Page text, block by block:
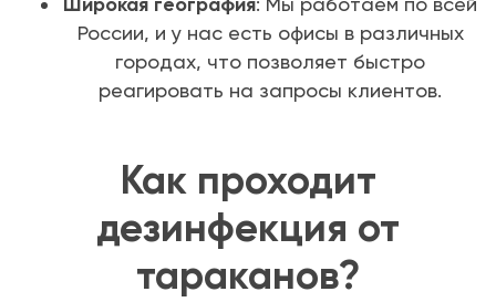
России, и у нас есть офисы в различных
городах, что позволяет быстро
реагировать на запросы клиентов.
Как проходит
дезинфекция от
тараканов?